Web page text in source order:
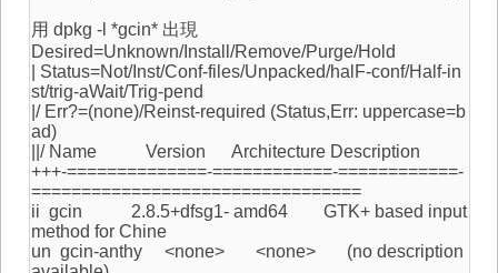
用 dpkg -l *gcin* 出現
Desired=Unknown/Install/Remove/Purge/Hold
| Status=Not/Inst/Conf-files/Unpacked/halF-conf/Half-in
st/trig-aWait/Trig-pend
|/ Err?=(none)/Reinst-required (Status,Err: uppercase=b
ad)
||/ Name Version Architecture Description
+++-==============-============-============-
=================================
ii gcin 2.8.5+dfsg1- amd64 GTK+ based input
method for Chine
un gcin-anthy <none> <none> (no description